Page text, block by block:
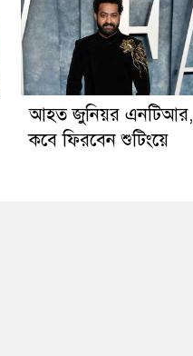
আহত জুনিয়র এনটিআর,
কবে ফিরবেন শুটিংয়ে